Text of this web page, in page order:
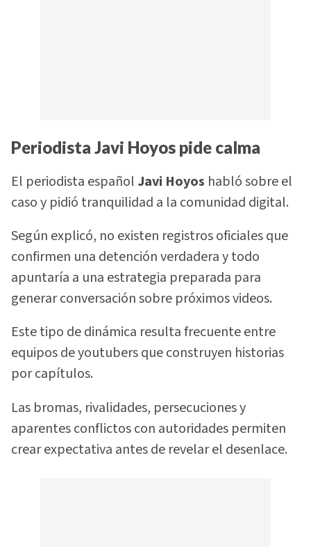
Periodista Javi Hoyos pide calma
El periodista españolJavi Hoyos habló sobre el
caso y pidió tranquilidad a la comunidad digital.
Según explicó, no existen registros oficiales que
confirmen una detención verdadera y todo
apuntaría a una estrategia preparada para
generar conversación sobre próximos videos.
Este tipo de dinámica resulta frecuente entre
equipos de youtubers que construyen historias
por capítulos.
Las bromas, rivalidades, persecuciones y
aparentes conflictos con autoridades permiten
crear expectativa antes de revelar el desenlace.